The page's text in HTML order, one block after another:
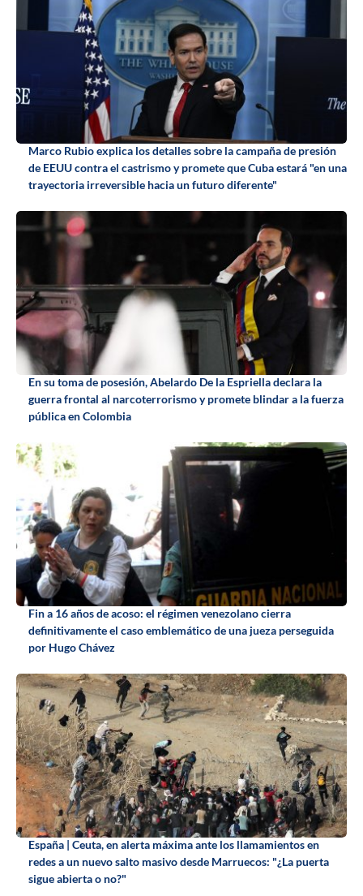
Marco Rubio explica los detalles sobre la campaña de presión
de EEUU contra el castrismo y promete que Cuba estará "en una
trayectoria irreversible hacia un futuro diferente"
En su toma de posesión, Abelardo De la Espriella declara la
guerra frontal al narcoterrorismo y promete blindar a la fuerza
pública en Colombia
Fin a 16 años de acoso: el régimen venezolano cierra
definitivamente el caso emblemático de una jueza perseguida
por Hugo Chávez
España | Ceuta, en alerta máxima ante los llamamientos en
redes a un nuevo salto masivo desde Marruecos: "¿La puerta
sigue abierta o no?"